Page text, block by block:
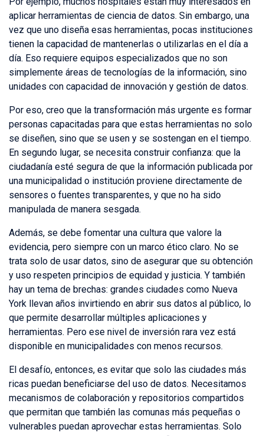
aplicar herramientas de ciencia de datos. Sin embargo, una
vez que uno diseña esas herramientas, pocas instituciones
tienen la capacidad de mantenerlas o utilizarlas en el día a
día. Eso requiere equipos especializados que no son
simplemente áreas de tecnologías de la información, sino
unidades con capacidad de innovación y gestión de datos.
Por eso, creo que la transformación más urgente es formar
personas capacitadas para que estas herramientas no solo
se diseñen, sino que se usen y se sostengan en el tiempo.
En segundo lugar, se necesita construir confianza: que la
ciudadanía esté segura de que la información publicada por
una municipalidad o institución proviene directamente de
sensores o fuentes transparentes, y que no ha sido
manipulada de manera sesgada.
Además, se debe fomentar una cultura que valore la
evidencia, pero siempre con un marco ético claro. No se
trata solo de usar datos, sino de asegurar que su obtención
y uso respeten principios de equidad y justicia. Y también
hay un tema de brechas: grandes ciudades como Nueva
York llevan años invirtiendo en abrir sus datos al público, lo
que permite desarrollar múltiples aplicaciones y
herramientas. Pero ese nivel de inversión rara vez está
disponible en municipalidades con menos recursos.
El desafío, entonces, es evitar que solo las ciudades más
ricas puedan beneficiarse del uso de datos. Necesitamos
mecanismos de colaboración y repositorios compartidos
que permitan que también las comunas más pequeñas o
vulnerables puedan aprovechar estas herramientas. Solo